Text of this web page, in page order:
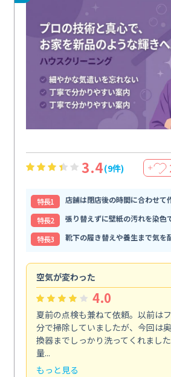
3.4(9件) ＋
特⻑1
店舗は閉店後の時間に合わせて
特⻑2
張り替えずに壁紙の汚れを染色
特⻑3
靴下の履き替えや養生まで気を
空気が変わった
4.0
夏前の点検も兼ねて依頼。以前は
分で掃除していましたが、今回は
換器までしっかり洗ってくれまし
量...
もっと見る